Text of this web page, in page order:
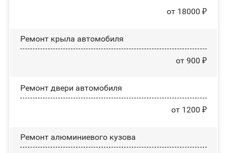
от 18000 ₽
Ремонт крыла автомобиля
от 900 ₽
Ремонт двери автомобиля
от 1200 ₽
Ремонт алюминиевого кузова